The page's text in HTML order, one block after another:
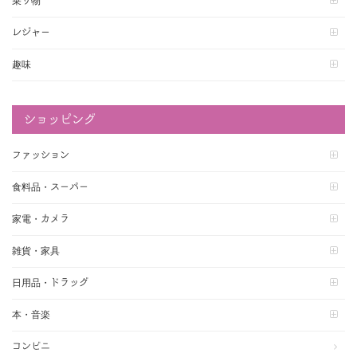
レジャー
趣味
ショッピング
ファッション
食料品・スーパー
家電・カメラ
雑貨・家具
日用品・ドラッグ
本・音楽
コンビニ